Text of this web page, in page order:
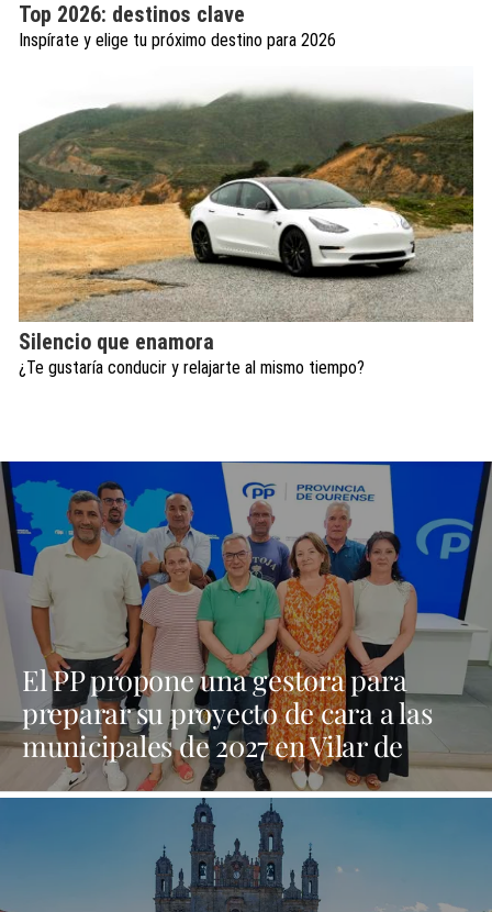
Top 2026: destinos clave
Inspírate y elige tu próximo destino para 2026
Silencio que enamora
¿Te gustaría conducir y relajarte al mismo tiempo?
El PP propone una gestora para
preparar su proyecto de cara a las
municipales de 2027 en Vilar de
Barrio | NOTICIAS XINZO